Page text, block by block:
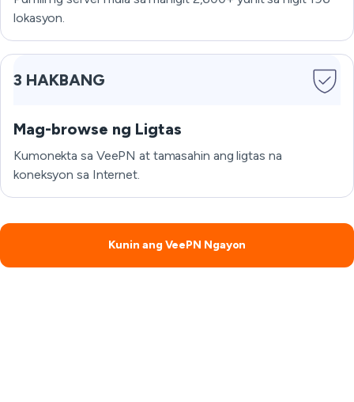
lokasyon.
3 HAKBANG
Mag-browse ng Ligtas
Kumonekta sa VeePN at tamasahin ang ligtas na
koneksyon sa Internet.
Kunin ang VeePN Ngayon